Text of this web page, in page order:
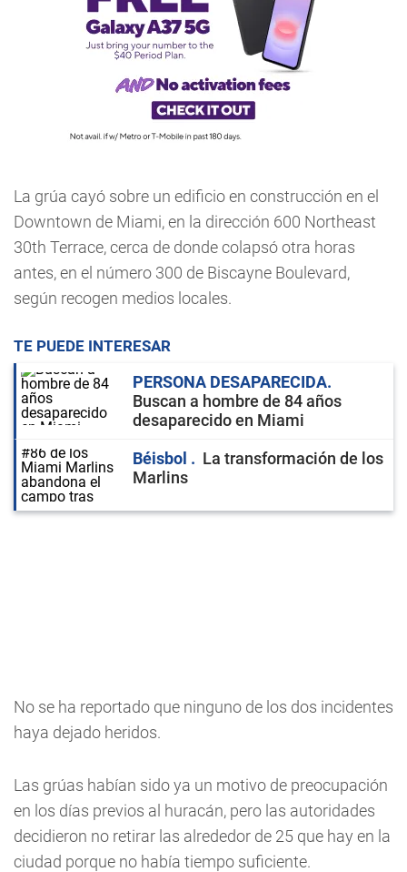
La grúa cayó sobre un edificio en construcción en el
Downtown de Miami, en la dirección 600 Northeast
30th Terrace, cerca de donde colapsó otra horas
antes, en el número 300 de Biscayne Boulevard,
según recogen medios locales.
TE PUEDE INTERESAR
PERSONA DESAPARECIDA
Buscan a hombre de 84 años
desaparecido en Miami
Béisbol
La transformación de los
Marlins
No se ha reportado que ninguno de los dos incidentes
haya dejado heridos.
Las grúas habían sido ya un motivo de preocupación
en los días previos al huracán, pero las autoridades
decidieron no retirar las alrededor de 25 que hay en la
ciudad porque no había tiempo suficiente.